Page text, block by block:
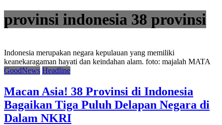
provinsi indonesia 38 provinsi
Indonesia merupakan negara kepulauan yang memiliki
keanekaragaman hayati dan keindahan alam. foto: majalah MATA
GoodNews Headline
Macan Asia! 38 Provinsi di Indonesia
Bagaikan Tiga Puluh Delapan Negara di
Dalam NKRI